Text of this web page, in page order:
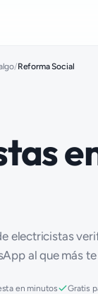
/Reforma Social
electricistas
al que más
en minutos Gratis